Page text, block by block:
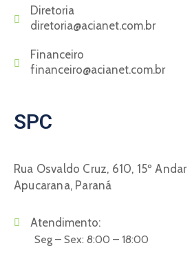
Diretoria
diretoria@acianet.com.br
Financeiro
financeiro@acianet.com.br
SPC
Rua Osvaldo Cruz, 610, 15º Andar
Apucarana, Paraná
Atendimento:
Seg – Sex: 8:00 – 18:00